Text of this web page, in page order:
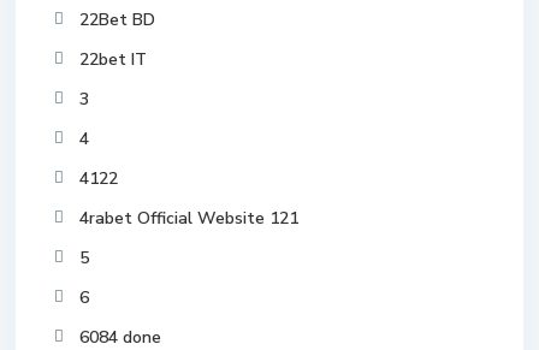
22Bet BD
22bet IT
3
4
4122
4rabet Official Website 121
5
6
6084 done